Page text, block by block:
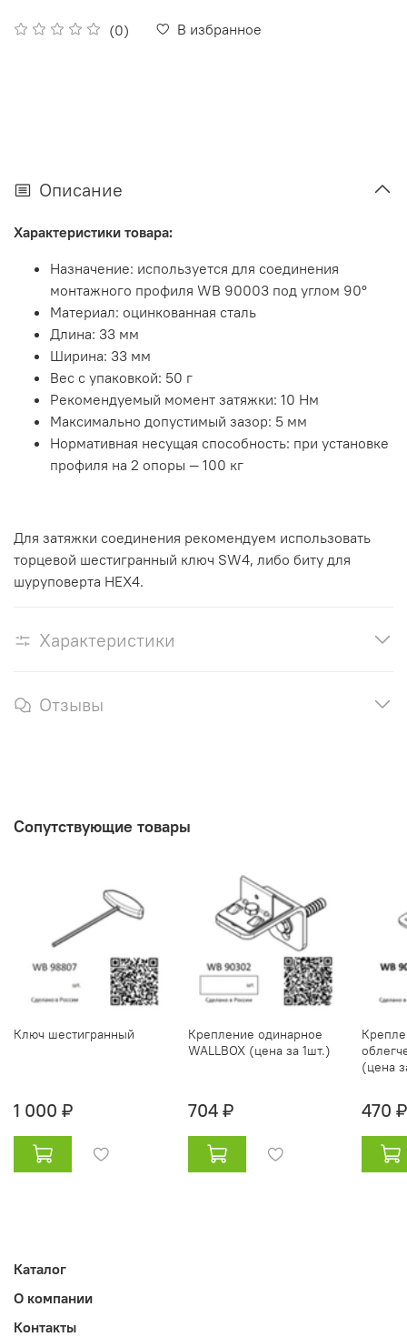
(0) В избранное
Описание
Характеристики товара:
Назначение: используется для соединения
монтажного профиля WB 90003 под углом 90°
Материал: оцинкованная сталь
Длина: 33 мм
Ширина: 33 мм
Вес с упаковкой: 50 г
Рекомендуемый момент затяжки: 10 Нм
Максимально допустимый зазор: 5 мм
Нормативная несущая способность: при установке
профиля на 2 опоры — 100 кг
Для затяжки соединения рекомендуем использовать
торцевой шестигранный ключ SW4, либо биту для
шуруповерта HEX4.
Характеристики
Отзывы
Сопутствующие товары
Ключ шестигранный
1 000 ₽
Крепление одинарное
WALLBOX (цена за 1шт.)
704 ₽
(цена
470 ₽
Каталог
О компании
Контакты